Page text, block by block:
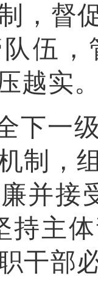
，督
伍
越实
下一
制，
并接
持主
干部